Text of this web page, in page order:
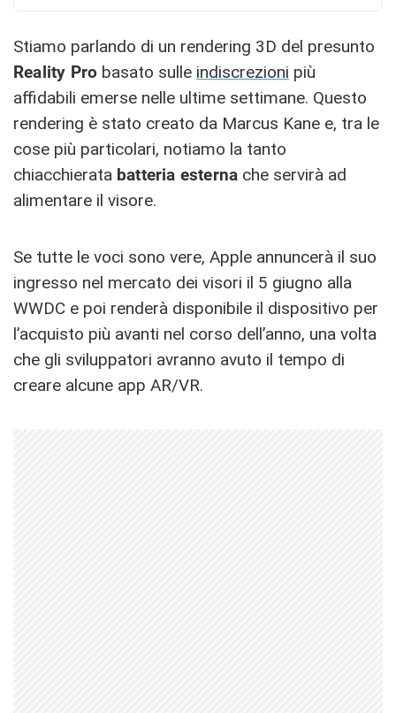
Stiamo parlando di un rendering 3D del presunto
Reality Pro basato sulle indiscrezioni più
affidabili emerse nelle ultime settimane. Questo
rendering è stato creato da Marcus Kane e, tra le
cose più particolari, notiamo la tanto
chiacchierata batteria esterna che servirà ad
alimentare il visore.
Se tutte le voci sono vere, Apple annuncerà il suo
ingresso nel mercato dei visori il 5 giugno alla
WWDC e poi renderà disponibile il dispositivo per
l’acquisto più avanti nel corso dell’anno, una volta
che gli sviluppatori avranno avuto il tempo di
creare alcune app AR/VR.